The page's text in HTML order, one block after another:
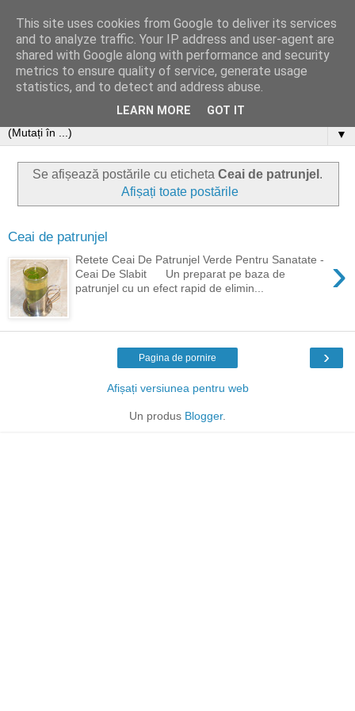
▼
Se afișează postările cu eticheta Ceai de patrunjel .
Afișați toate postările
Ceai de patrunjel
›
Retete Ceai De Patrunjel Verde Pentru Sanatate -
Ceai De Slabit Un preparat pe baza de
patrunjel cu un efect rapid de elimin...
›
Pagina de pornire
Afișați versiunea pentru web
Un produs Blogger.
This site uses cookies from Google to deliver its services
and to analyze traffic. Your IP address and user-agent are
shared with Google along with performance and security
metrics to ensure quality of service, generate usage
statistics, and to detect and address abuse.
LEARN MORE GOT IT